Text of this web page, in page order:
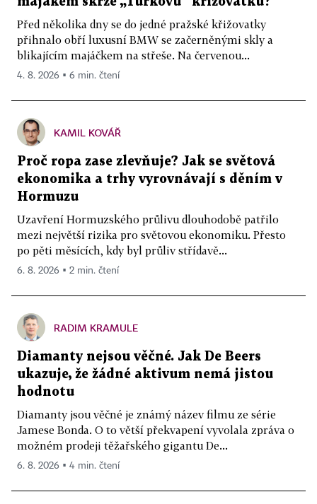
Před několika dny se do jedné pražské křižovatky
přihnalo obří luxusní BMW se začerněnými skly a
blikajícím majáčkem na střeše. Na červenou...
4. 8. 2026 ▪ 6 min. čtení
KAMIL KOVÁŘ
Proč ropa zase zlevňuje? Jak se světová
ekonomika a trhy vyrovnávají s děním v
Hormuzu
Uzavření Hormuzského průlivu dlouhodobě patřilo
mezi největší rizika pro světovou ekonomiku. Přesto
po pěti měsících, kdy byl průliv střídavě...
6. 8. 2026 ▪ 2 min. čtení
RADIM KRAMULE
Diamanty nejsou věčné. Jak De Beers
ukazuje, že žádné aktivum nemá jistou
hodnotu
Diamanty jsou věčné je známý název filmu ze série
Jamese Bonda. O to větší překvapení vyvolala zpráva o
možném prodeji těžařského gigantu De...
6. 8. 2026 ▪ 4 min. čtení